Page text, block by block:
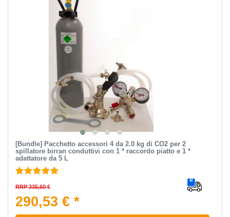
[Bundle] Pacchetto accessori 4 da 2.0 kg di CO2 per 2
spillatore birran conduttivi con 1 * raccordo piatto e 1 *
adattatore da 5 L
RRP 335,60 €
290,53 € *